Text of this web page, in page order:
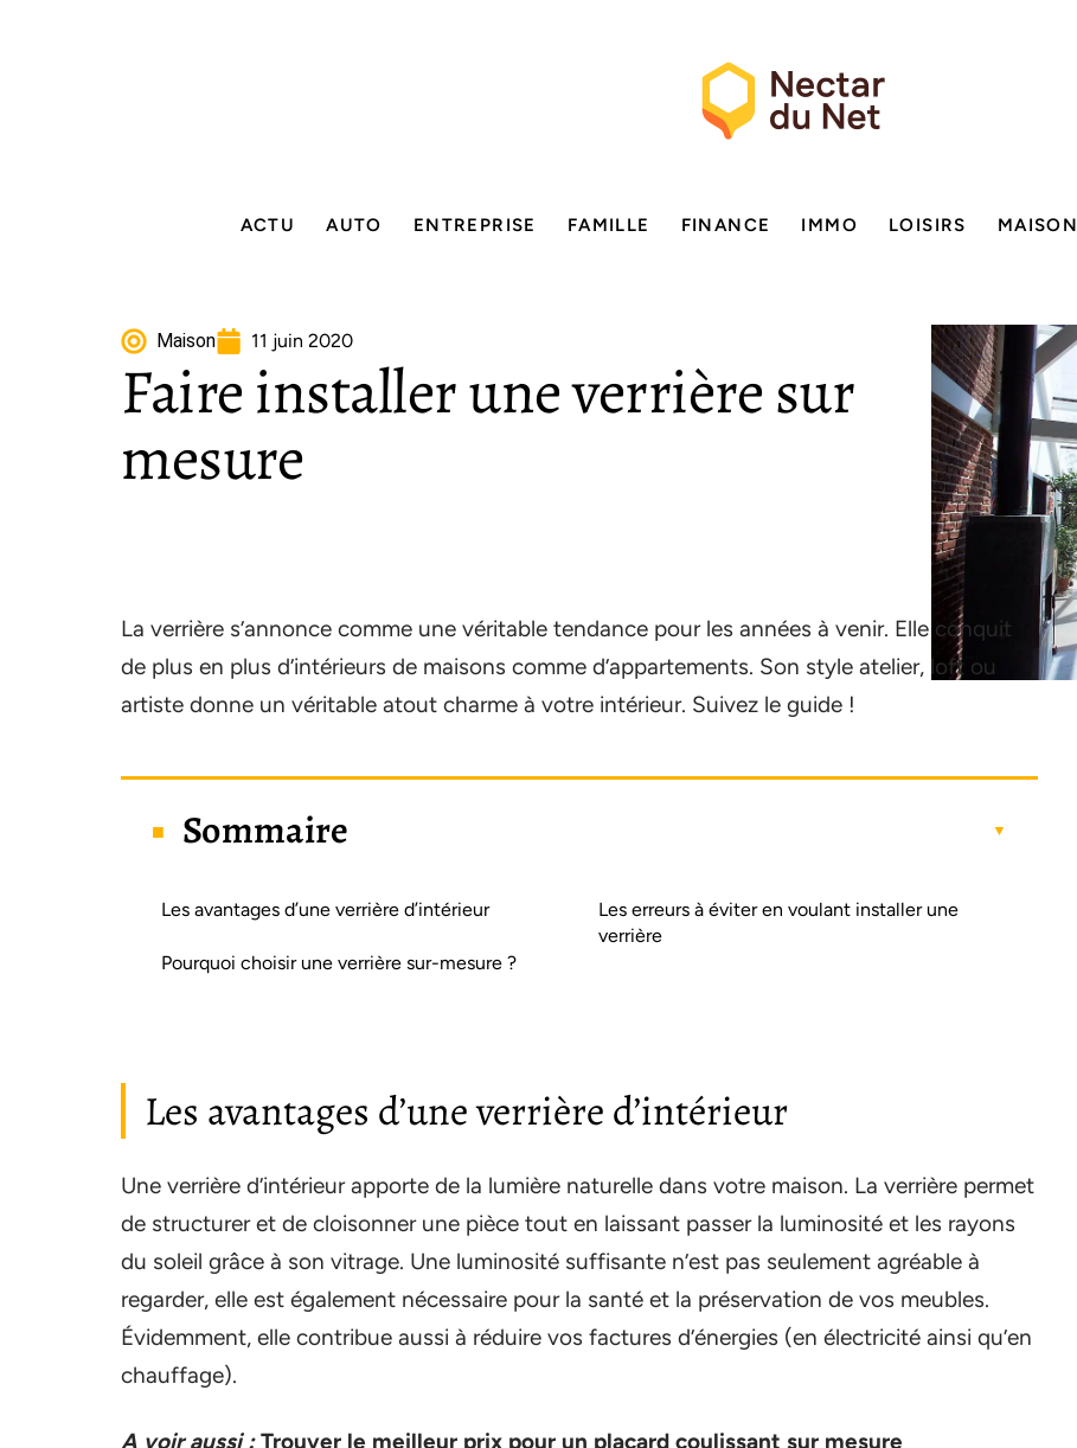
ACTU AUTO ENTREPRISE FAMILLE FINANCE IMMO LOISIRS MAISON
Maison 11 juin 2020
Faire installer une verrière sur
mesure
La verrière s’annonce comme une véritable tendance pour les années à venir. Elle conquit
de plus en plus d’intérieurs de maisons comme d’appartements. Son style atelier, loft ou
artiste donne un véritable atout charme à votre intérieur. Suivez le guide !
Sommaire
Les avantages d’une verrière d’intérieur
Pourquoi choisir une verrière sur-mesure ?
Les erreurs à éviter en voulant installer une
verrière
Les avantages d’une verrière d’intérieur
Une verrière d’intérieur apporte de la lumière naturelle dans votre maison. La verrière permet
de structurer et de cloisonner une pièce tout en laissant passer la luminosité et les rayons
du soleil grâce à son vitrage. Une luminosité suffisante n’est pas seulement agréable à
regarder, elle est également nécessaire pour la santé et la préservation de vos meubles.
Évidemment, elle contribue aussi à réduire vos factures d’énergies (en électricité ainsi qu’en
chauffage).
A voir aussi : Trouver le meilleur prix pour un placard coulissant sur mesure